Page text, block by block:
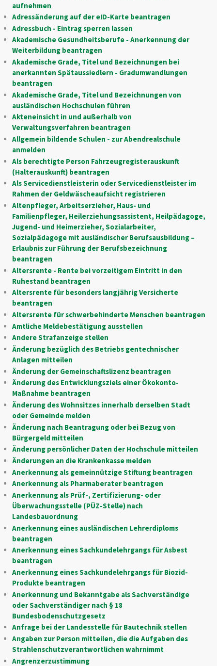
aufnehmen
Adressänderung auf der eID-Karte beantragen
Adressbuch - Eintrag sperren lassen
Akademische Gesundheitsberufe - Anerkennung der
Weiterbildung beantragen
Akademische Grade, Titel und Bezeichnungen bei
anerkannten Spätaussiedlern - Gradumwandlungen
beantragen
Akademische Grade, Titel und Bezeichnungen von
ausländischen Hochschulen führen
Akteneinsicht in und außerhalb von
Verwaltungsverfahren beantragen
Allgemein bildende Schulen - zur Abendrealschule
anmelden
Als berechtigte Person Fahrzeugregisterauskunft
(Halterauskunft) beantragen
Als Servicedienstleisterin oder Servicedienstleister im
Rahmen der Geldwäscheaufsicht registrieren
Altenpfleger, Arbeitserzieher, Haus- und
Familienpfleger, Heilerziehungsassistent, Heilpädagoge,
Jugend- und Heimerzieher, Sozialarbeiter,
Sozialpädagoge mit ausländischer Berufsausbildung –
Erlaubnis zur Führung der Berufsbezeichnung
beantragen
Altersrente - Rente bei vorzeitigem Eintritt in den
Ruhestand beantragen
Altersrente für besonders langjährig Versicherte
beantragen
Altersrente für schwerbehinderte Menschen beantragen
Amtliche Meldebestätigung ausstellen
Andere Strafanzeige stellen
Änderung bezüglich des Betriebs gentechnischer
Anlagen mitteilen
Änderung der Gemeinschaftslizenz beantragen
Änderung des Entwicklungsziels einer Ökokonto-
Maßnahme beantragen
Änderung des Wohnsitzes innerhalb derselben Stadt
oder Gemeinde melden
Änderung nach Beantragung oder bei Bezug von
Bürgergeld mitteilen
Änderung persönlicher Daten der Hochschule mitteilen
Änderungen an die Krankenkasse melden
Anerkennung als gemeinnützige Stiftung beantragen
Anerkennung als Pharmaberater beantragen
Anerkennung als Prüf-, Zertifizierung- oder
Überwachungsstelle (PÜZ-Stelle) nach
Landesbauordnung
Anerkennung eines ausländischen Lehrerdiploms
beantragen
Anerkennung eines Sachkundelehrgangs für Asbest
beantragen
Anerkennung eines Sachkundelehrgangs für Biozid-
Produkte beantragen
Anerkennung und Bekanntgabe als Sachverständige
oder Sachverständiger nach § 18
Bundesbodenschutzgesetz
Anfrage bei der Landesstelle für Bautechnik stellen
Angaben zur Person mitteilen, die die Aufgaben des
Strahlenschutzverantwortlichen wahrnimmt
Angrenzerzustimmung